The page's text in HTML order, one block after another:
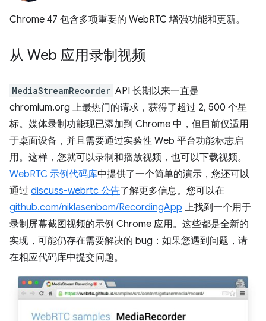
Chrome 47 包含多项重要的 WebRTC 增强功能和更新。
从 Web 应用录制视频
MediaStreamRecorder API 长期以来一直是
chromium.org 上最热门的请求，获得了超过 2, 500 个星
标。媒体录制功能现已添加到 Chrome 中，但目前仅适用
于桌面设备，并且需要通过实验性 Web 平台功能标志启
用。这样，您就可以录制和播放视频，也可以下载视频。
WebRTC 示例代码库中提供了一个简单的演示，您还可以
通过 discuss-webrtc 公告了解更多信息。您可以在
github.com/niklasenbom/RecordingApp 上找到一个用于
录制屏幕截图视频的示例 Chrome 应用。这些都是全新的
实现，可能仍存在需要解决的 bug：如果您遇到问题，请
在相应代码库中提交问题。